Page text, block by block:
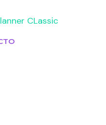
CLassic